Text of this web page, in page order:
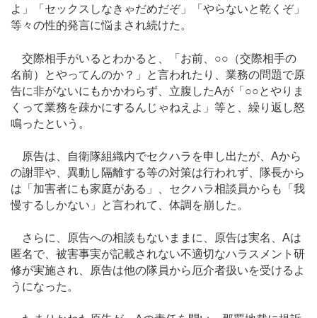
よ」「セックスしなきゃだめだぞ」「やらないと乾くぞ」
等々の性的発言に悩まされ続けた。
交際相手がいるとわかると、「お前、○○（交際相手の
名前）とやってんのか？」と言われたり、業務の問題で原
告に非がないにもかかわらず、立腹したAが「○○とやりま
くって業務を疎かにするんじゃねえよ」等と、繰り返し怒
鳴ったという。
原告は、自衛隊組織内でセクハラを申し出たが、Aから
の謝罪や、異動し隔離する等の対策は行われず、隊長から
は「加害者にも家庭がある」、セクハラ相談員からも「我
慢するしかない」と言われて、体調を崩した。
さらに、原告への相談もないままに、原告は実名、Aは
匿名で、被害事実が記載されない不適切なハラスメント研
修が実施され、原告は他の隊員から厄介者扱いを受けるよ
うになった。